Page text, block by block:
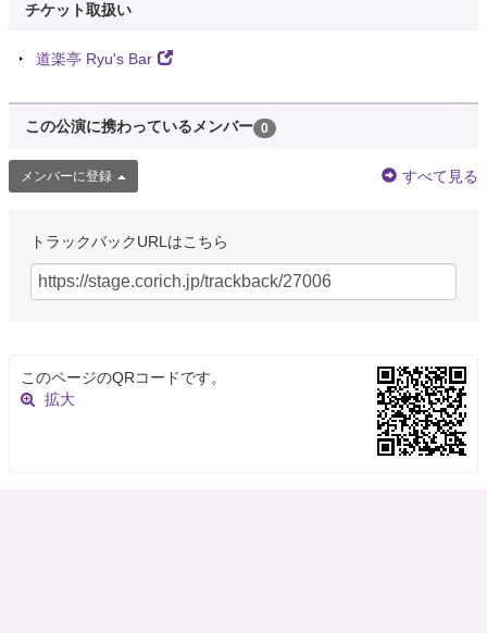
チケット取扱い
道楽亭 Ryu's Bar
この公演に携わっているメンバー 0
メンバーに登録 すべて見る
トラックバックURLはこちら
このページのQRコードです。
拡大